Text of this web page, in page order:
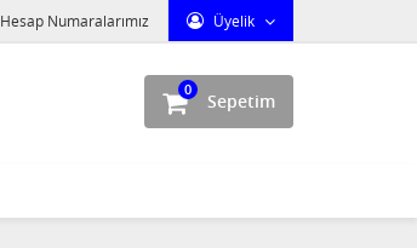
Üyelik
Hesap Numaralarımız
Sepetim
0